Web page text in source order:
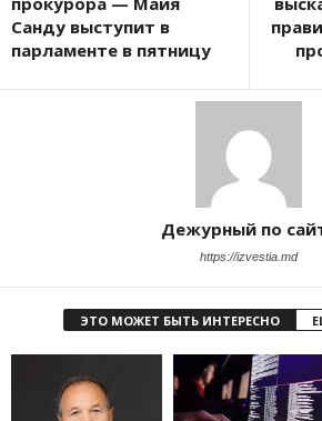
Санду выступит в
парламенте в пятницу
Дежурный по
https://izvestia.md
ЭТО МОЖЕТ БЫТЬ ИНТЕРЕСНО